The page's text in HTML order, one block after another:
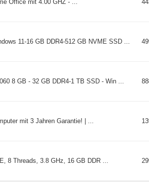
Office mit 4.00 GHZ - ...
11-16 GB DDR4-512 GB NVME SSD ...
8 GB - 32 GB DDR4-1 TB SSD - Win ...
mit 3 Jahren Garantie! | ...
8 Threads, 3.8 GHz, 16 GB DDR ...